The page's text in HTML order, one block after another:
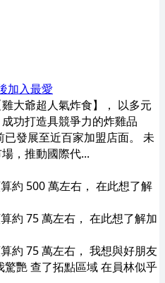
加入最愛
大爺超人氣炸食】， 以多元
功打造具競爭力的炸雞品
發展至近百家加盟店面。 未
，推動國際代...
約 500 萬左右， 在此想了解
約 75 萬左右， 在此想了解加
約 75 萬左右， 我想與好朋友
艷 查了拓點區域 在員林似乎